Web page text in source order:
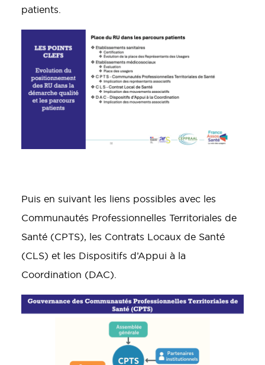
patients.
Puis en suivant les liens possibles avec les
Communautés Professionnelles Territoriales de
Santé (CPTS), les Contrats Locaux de Santé
(CLS) et les Dispositifs d’Appui à la
Coordination (DAC).